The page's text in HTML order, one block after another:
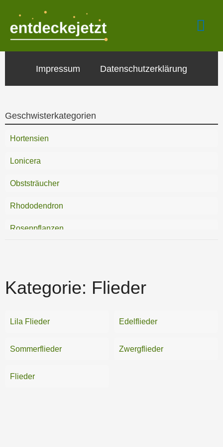
springen
Geschwisterkategorien
Hortensien
Lonicera
Obststräucher
Rhododendron
Rosenpflanzen
Kategorie: Flieder
Lila Flieder Edelflieder
Sommerflieder Zwergflieder
Flieder
Impressum Datenschutzerklärung